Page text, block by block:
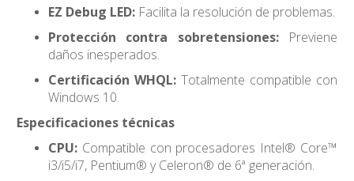
EZ Debug LED: Facilita la resolución de problemas.
Protección contra sobretensiones:Previene
daños inesperados.
Certificación WHQL: Totalmente compatible con
Windows 10.
Especificaciones técnicas
CPU: Compatible con procesadores Intel® Core™
i3/i5/i7, Pentium® y Celeron® de 6ª generación.